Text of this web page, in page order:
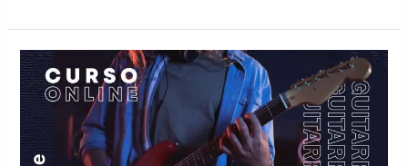
GUITARRA
ELÉCTRICA
PARA
PRINCIPIANTES